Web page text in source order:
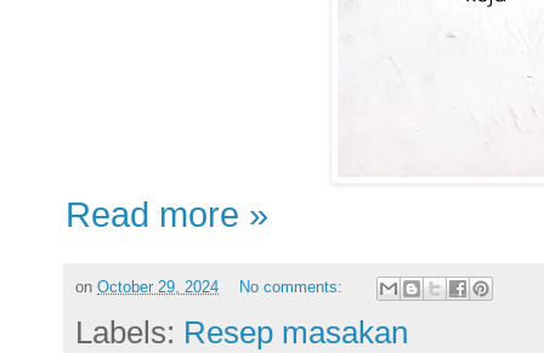
Read more »
on October 29, 2024 No comments:
Labels: Resep masakan